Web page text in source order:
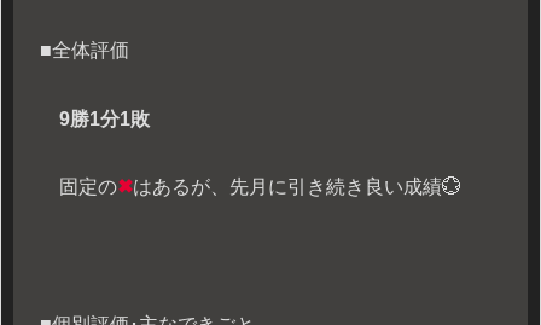
■全体評価
9勝1分1敗
固定の✖はあるが、先月に引き続き良い成績💮